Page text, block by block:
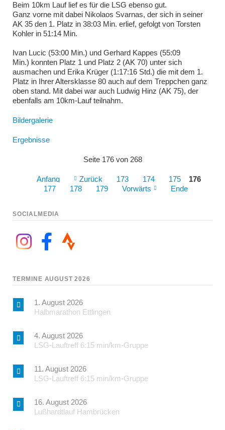
Beim 10km Lauf lief es für die LSG ebenso gut.
Ganz vorne mit dabei Nikolaos Svarnas, der sich in seiner
AK 35 den 1. Platz in 38:03 Min. erlief, gefolgt von Torsten
Kohler in 51:14 Min.
Ivan Lucic (53:00 Min.) und Gerhard Kappes (55:09
Min.) konnten Platz 1 und Platz 2 (AK 70) unter sich
ausmachen und Erika Krüger (1:17:16 Std.) die mit dem 1.
Platz in Ihrer Altersklasse 80 auch auf dem Treppchen ganz
oben stand. Mit dabei war auch Ludwig Hinz (AK 75), der
ebenfalls am 10km-Lauf teilnahm.
Bildergalerie
Ergebnisse
Seite 176 von 268
Anfang Zurück 173 174 175
176
177
178 179 Vorwärts Ende
SOCIALMEDIA
TERMINE AUGUST 2026
1. August 2026
Halbmarathon Ettlingen
4. August 2026
LSG-Lauftreff 6:15 min/km-Gruppe
11. August 2026
LSG-Lauftreff 6:15 min/km-Gruppe
16. August 2026
Lußhardtlauf Hambrücken